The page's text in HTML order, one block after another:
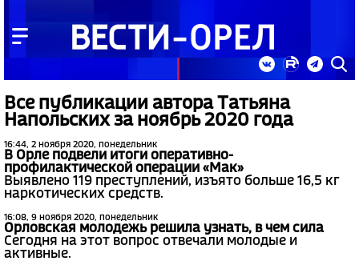
Все публикации автора Татьяна
Напольских за ноябрь 2020 года
16:44, 2 ноября 2020, понедельник
В Орле подвели итоги оперативно-
профилактической операции «Мак»
Выявлено 119 преступлений, изъято больше 16,5 кг
наркотических средств.
16:08, 9 ноября 2020, понедельник
Орловская молодежь решила узнать, в чем сила
Сегодня на этот вопрос отвечали молодые и
активные.